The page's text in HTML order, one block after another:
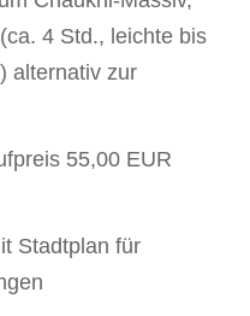
4 Std., leichte bis
alternativ zur
55,00 EUR
Stadtplan für